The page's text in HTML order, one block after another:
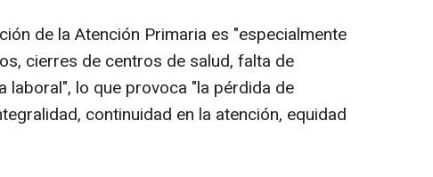
de la Atención Primaria es "especialmente
cierres de centros de salud, falta de
laboral", lo que provoca "la pérdida de
continuidad en la atención, equidad